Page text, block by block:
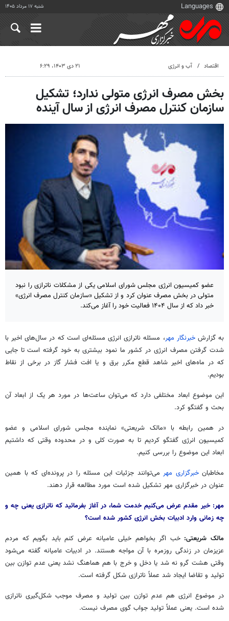
شنبه ۱۷ مرداد ۱۴۰۵
اقتصاد آب و انرژی ۲۱ دی ۱۴۰۳، ۶:۲۹
بخش مصرف انرژی متولی ندارد؛ تشکیل
سازمان کنترل مصرف انرژی از سال آینده
عضو کمیسیون انرژی مجلس شورای اسلامی یکی از مشکلات ناترازی را نبود
متولی در بخش مصرف عنوان کرد و از تشکیل «سازمان کنترل مصرف انرژی»
خبر داد که از سال ۱۴۰۴ فعالیت خود را آغاز می‌کند.
به گزارش خبرنگار مهر، مسئله ناترازی انرژی مسئله‌ای است که در سال‌های اخیر با
شدت گرفتن مصرف انرژی در کشور ما نمود بیشتری به خود گرفته است تا جایی
که در ماه‌های اخیر شاهد قطع مکرر برق و یا افت فشار گاز در برخی از نقاط
بودیم.
این موضوع ابعاد مختلفی دارد که می‌توان ساعت‌ها در مورد هر یک از ابعاد آن
بحث و گفتگو کرد.
در همین رابطه با «مالک شریعتی» نماینده مجلس شورای اسلامی و عضو
کمیسیون انرژی گفتگو کردیم تا به صورت کلی و در محدوده وقتی که داشتیم
ابعاد این موضوع را بررسی کنیم.
مخاطبان خبرگزاری مهر می‌توانند جزئیات این مسئله را در پرونده‌ای که با همین
عنوان در خبرگزاری مهر تشکیل شده است مورد مطالعه قرار دهند.
مهر: خیر مقدم عرض می‌کنیم خدمت شما، در آغازبفرمائیدکهناترازی یعنی چه و
چه زمانی وارد ادبیات بخش انرژی کشور شده است؟
مالک شریعتی: خب اگر بخواهم خیلی عامیانه عرض کنم باید بگویم که مردم
عزیزمان در زندگی روزمره با آن مواجه هستند. در ادبیات عامیانه گفته می‌شود
وقتی هشت گرو نه شد یا دخل و خرج با هم هماهنگ نشد یعنی عدم توازن بین
تولید و تقاضا ایجاد شد عملاً ناترازی شکل گرفته است.
در موضوع انرژی هم عدم توازن بین تولید و مصرف موجب شکل‌گیری ناترازی
شده است. یعنی عملاً تولید جواب گوی مصرف نیست.